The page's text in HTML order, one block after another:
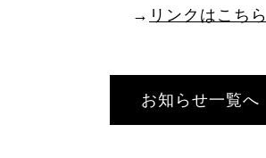
→ リンクはこちら
お知らせ一覧へ